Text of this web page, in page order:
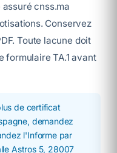
cnss.ma
Conservez
Toute lacune doit
formulaire TA.1 avant
de certificat
demandez
l'Informe par
Astros 5, 28007